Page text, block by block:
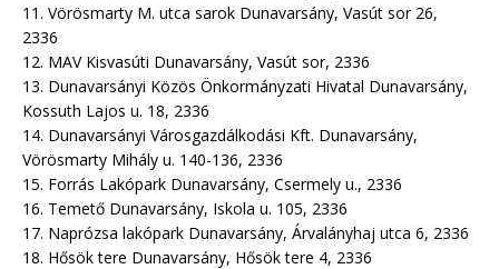
11. Vörösmarty M. utca sarok Dunavarsány, Vasút sor 26,
2336
12. MAV Kisvasúti Dunavarsány, Vasút sor, 2336
13. Dunavarsányi Közös Önkormányzati Hivatal Dunavarsány,
Kossuth Lajos u. 18, 2336
14. Dunavarsányi Városgazdálkodási Kft. Dunavarsány,
Vörösmarty Mihály u. 140-136, 2336
15. Forrás Lakópark Dunavarsány, Csermely u., 2336
16. Temető Dunavarsány, Iskola u. 105, 2336
17. Naprózsa lakópark Dunavarsány, Árvalányhaj utca 6, 2336
18. Hősök tere Dunavarsány, Hősök tere 4, 2336